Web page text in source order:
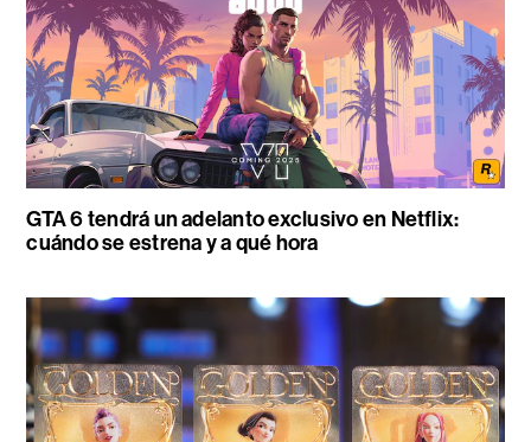
GTA 6 tendrá un adelanto exclusivo en Netflix:
cuándo se estrena y a qué hora